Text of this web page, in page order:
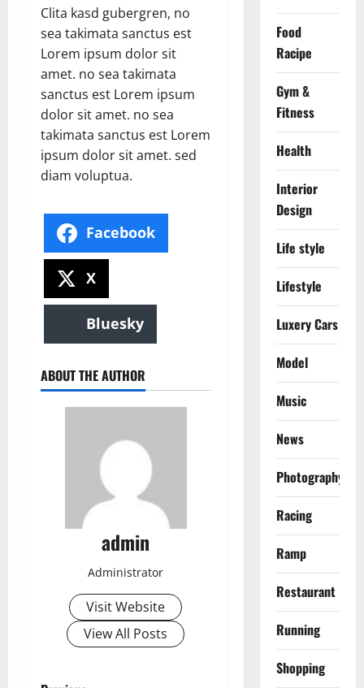
Clita kasd gubergren, no
sea takimata sanctus est
Lorem ipsum dolor sit
amet. no sea takimata
sanctus est Lorem ipsum
dolor sit amet. no sea
takimata sanctus est Lorem
ipsum dolor sit amet. sed
diam voluptua.
Facebook
X
Bluesky
ABOUT THE AUTHOR
admin
Administrator
Visit Website
View All Posts
Food
Racipe
Gym &
Fitness
Health
Interior
Design
Life style
Lifestyle
Luxery Cars
Model
Music
News
Photography
Racing
Ramp
Restaurant
Running
Shopping